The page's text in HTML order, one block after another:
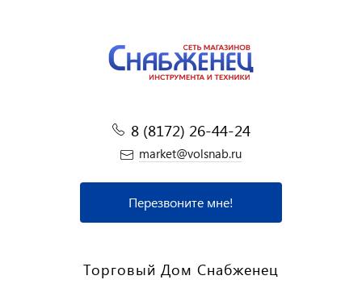
8 (8172) 26-44-24
market@volsnab.ru
Перезвоните мне!
Торговый Дом Снабженец